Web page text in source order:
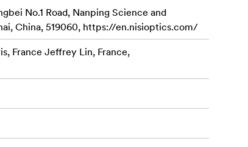
ColorNo.1 Road, Nanping Science and
China, 519060, https://en.nisioptics.com/
France Jeffrey Lin, France,